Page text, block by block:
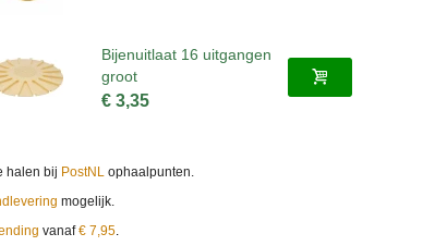
Bijenuitlaat 16 uitgangen
groot
€ 3,35
halen bij PostNLophaalpunten.
mogelijk.
vanaf€ 7,95.